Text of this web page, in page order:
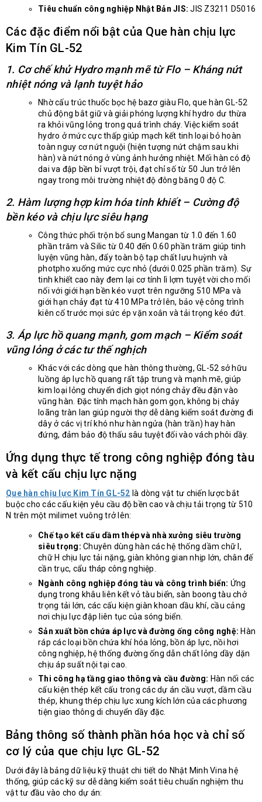
Tiêu chuẩn công nghiệp Nhật Bản JIS: JIS Z3211 D5016
Các đặc điểm nổi bật của Que hàn chịu lực
Kim Tín GL-52
1. Cơ chế khử Hydro mạnh mẽ từ Flo – Kháng nứt
nhiệt nóng và lạnh tuyệt hảo
Nhờ cấu trúc thuốc bọc hệ bazơ giàu Flo, que hàn GL-52
chủ động bắt giữ và giải phóng lượng khí hydro dư thừa
ra khỏi vũng lỏng trong quá trình cháy. Việc kiểm soát
hydro ở mức cực thấp giúp mạch kết tinh loại bỏ hoàn
toàn nguy cơ nứt nguội (hiện tượng nứt chậm sau khi
hàn) và nứt nóng ở vùng ảnh hưởng nhiệt. Mối hàn có độ
dai va đập bền bỉ vượt trội, đạt chỉ số từ 50 Jun trở lên
ngay trong môi trường nhiệt độ đông băng 0 độ C.
2. Hàm lượng hợp kim hóa tinh khiết – Cường độ
bền kéo và chịu lực siêu hạng
Công thức phối trộn bổ sung Mangan từ 1.0 đến 1.60
phần trăm và Silic từ 0.40 đến 0.60 phần trăm giúp tinh
luyện vũng hàn, đẩy toàn bộ tạp chất lưu huỳnh và
photpho xuống mức cực nhỏ (dưới 0.025 phần trăm). Sự
tinh khiết cao này đem lại cơ tính lì lợm tuyệt vời cho mối
nối với giới hạn bền kéo vượt trên ngưỡng 510 MPa và
giới hạn chảy đạt từ 410 MPa trở lên, bảo vệ công trình
kiên cố trước mọi sức ép vặn xoắn và tải trọng kéo đứt.
3. Áp lực hồ quang mạnh, gom mạch – Kiểm soát
vũng lỏng ở các tư thế nghịch
Khác với các dòng que hàn thông thường, GL-52 sở hữu
luồng áp lực hồ quang rất tập trung và mạnh mẽ, giúp
kim loại lỏng chuyển dịch giọt nóng chảy đều đặn vào
vũng hàn. Đặc tính mạch hàn gom gọn, không bị chảy
loãng tràn lan giúp người thợ dễ dàng kiểm soát đường đi
dây ở các vị trí khó như hàn ngửa (hàn trần) hay hàn
đứng, đảm bảo độ thấu sâu tuyệt đối vào vách phôi dầy.
Ứng dụng thực tế trong công nghiệp đóng tàu
và kết cấu chịu lực nặng
Que hàn chịu lực Kim Tín GL-52 là dòng vật tư chiến lược bắt
buộc cho các cấu kiện yêu cầu độ bền cao và chịu tải trọng từ 510
N trên một milimet vuông trở lên:
Chế tạo kết cấu dầm thép và nhà xưởng siêu trường
siêu trọng: Chuyên dùng hàn các hệ thống dầm chữ I,
chữ H chịu lực tải nặng, giàn không gian nhịp lớn, chân đế
cần trục, cẩu tháp công nghiệp.
Ngành công nghiệp đóng tàu và công trình biển: Ứng
dụng trong khâu liên kết vỏ tàu biển, sàn boong tàu chở
trọng tải lớn, các cấu kiện giàn khoan dầu khí, cầu cảng
nơi chịu lực đập liên tục của sóng biển.
Sản xuất bồn chứa áp lực và đường ống công nghệ: Hàn
ráp các loại bồn chứa khí hóa lỏng, bồn áp lực, nồi hơi
công nghiệp, hệ thống đường ống dẫn chất lỏng dầy dặn
chịu áp suất nội tại cao.
Thi công hạ tầng giao thông và cầu đường: Hàn nối các
cấu kiện thép kết cấu trong các dự án cầu vượt, dầm cầu
thép, khung thép chịu lực xung kích lớn của các phương
tiện giao thông di chuyển dầy đặc.
Bảng thông số thành phần hóa học và chỉ số
cơ lý của que chịu lực GL-52
Dưới đây là bảng dữ liệu kỹ thuật chi tiết do Nhật Minh Vina hệ
thống, giúp các kỹ sư dễ dàng kiểm soát tiêu chuẩn nghiệm thu
vật tư đầu vào cho dự án: